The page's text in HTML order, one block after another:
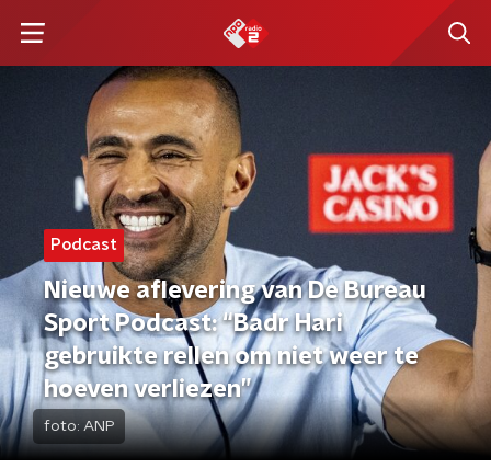
Podcast
Nieuwe aflevering van De Bureau
Sport Podcast: “Badr Hari
gebruikte rellen om niet weer te
hoeven verliezen”
foto: ANP